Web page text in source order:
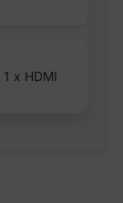
x HDMI